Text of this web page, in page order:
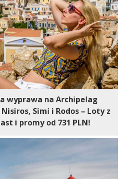
wyprawa na Archipelag
Simi i Rodos – Loty z
i promy od 731 PLN!